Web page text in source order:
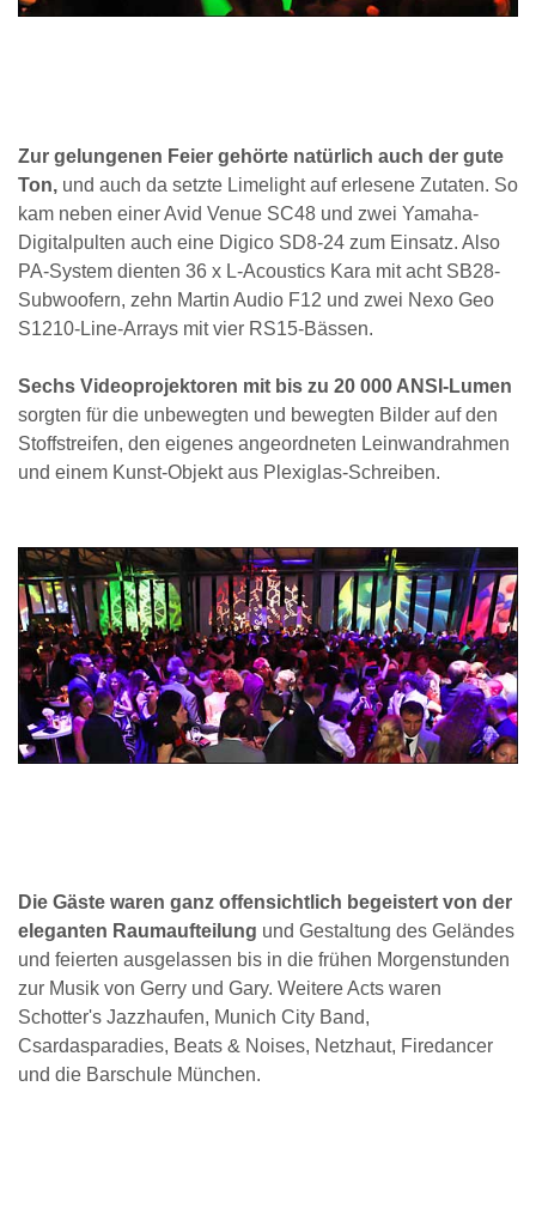
Zur gelungenen Feier gehörte natürlich auch der gute
Ton, und auch da setzte Limelight auf erlesene Zutaten. So
kam neben einer Avid Venue SC48 und zwei Yamaha-
Digitalpulten auch eine Digico SD8-24 zum Einsatz. Also
PA-System dienten 36 x L-Acoustics Kara mit acht SB28-
Subwoofern, zehn Martin Audio F12 und zwei Nexo Geo
S1210-Line-Arrays mit vier RS15-Bässen.
Sechs Videoprojektoren mit bis zu 20 000 ANSI-Lumen
sorgten für die unbewegten und bewegten Bilder auf den
Stoffstreifen, den eigenes angeordneten Leinwandrahmen
und einem Kunst-Objekt aus Plexiglas-Schreiben.
Die Gäste waren ganz offensichtlich begeistert von der
eleganten Raumaufteilung und Gestaltung des Geländes
und feierten ausgelassen bis in die frühen Morgenstunden
zur Musik von Gerry und Gary. Weitere Acts waren
Schotter's Jazzhaufen, Munich City Band,
Csardasparadies, Beats & Noises, Netzhaut, Firedancer
und die Barschule München.